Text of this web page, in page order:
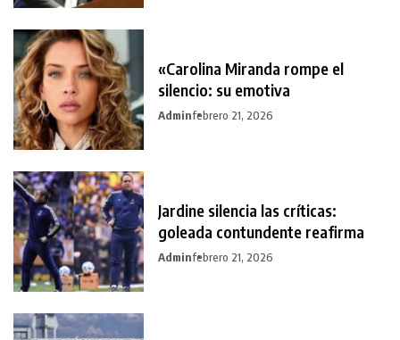
«Carolina Miranda rompe el
silencio: su emotiva
Adminfebrero 21, 2026
Jardine silencia las críticas:
goleada contundente reafirma
Adminfebrero 21, 2026